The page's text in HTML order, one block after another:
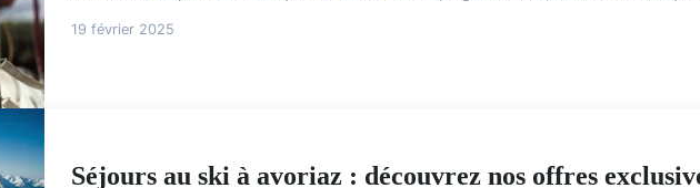
19 février 2025
Séjours au ski à avoriaz : découvrez nos offres